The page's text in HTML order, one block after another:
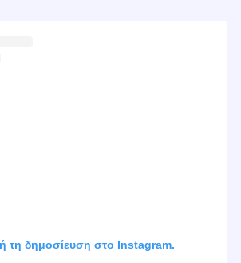
τη δημοσίευση στο Instagram.